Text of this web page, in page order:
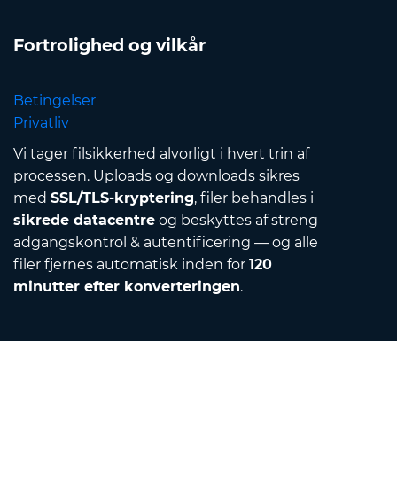
Fortrolighed og vilkår
Betingelser
Privatliv
Vi tager filsikkerhed alvorligt i hvert trin af
processen. Uploads og downloads sikres
med SSL/TLS-kryptering, filer behandles i
sikrede datacentre og beskyttes af streng
adgangskontrol & autentificering — og alle
filer fjernes automatisk inden for 120
minutter efter konverteringen.